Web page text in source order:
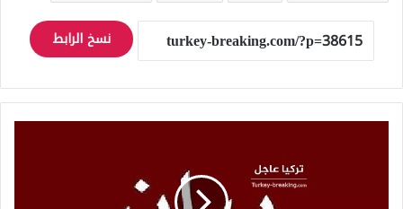
نسخ الرابط